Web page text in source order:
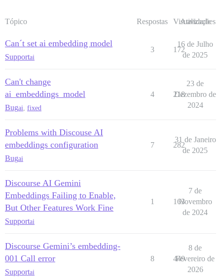
Tópico Respostas Visualizações
Atividade
Can´t set ai embedding model
Supportai
3 172
16 de Julho
de 2025
Can't change
ai_embeddings_model
Bugai fixed
4 218
23 de
Dezembro de
2024
Problems with Discouse AI
embeddings configuration
Bugai
7 282
31 de Janeiro
de 2025
Discourse AI Gemini
Embeddings Failing to Enable,
But Other Features Work Fine
Supportai
1 163
7 de
Novembro
de 2024
Discourse Gemini’s embedding-
001 Call error
Supportai
8 449
8 de
Fevereiro de
2026